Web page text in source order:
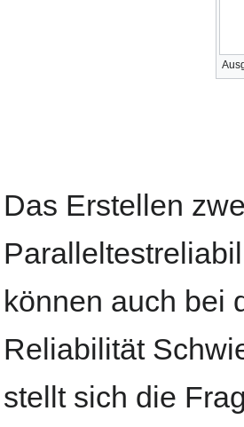
Das Erstellen
können auch bei
Reliabilität
stellt sich die